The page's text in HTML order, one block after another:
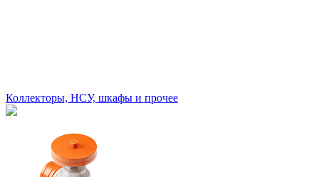
Коллекторы, НСУ, шкафы и прочее